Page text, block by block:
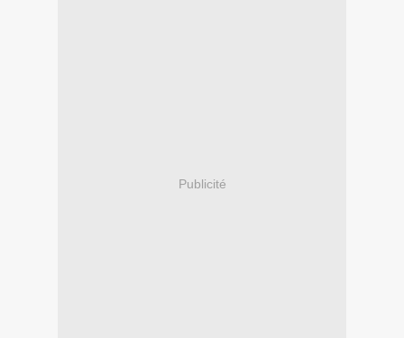
Publicité